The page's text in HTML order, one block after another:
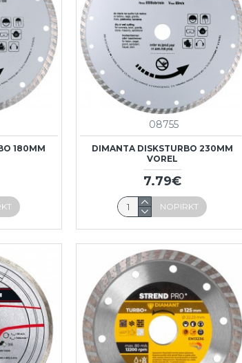
180MM
08755
DIMANTA DISKSTURBO 230MM
VOREL
7.79€
NOPIRKT